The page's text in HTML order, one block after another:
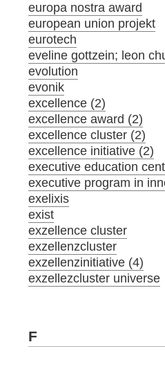
europa nostra award
european union projekt
eurotech
eveline gottzein; leon
evolution
evonik
excellence (2)
excellence award (2)
excellence cluster (2)
excellence initiative (2)
executive education
executive program in
exelixis
exist
exzellence cluster
exzellenzcluster
exzellenzinitiative (4)
exzellezcluster universe
F